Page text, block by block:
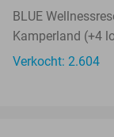
BLUE
Kamperland (+4
Verkocht: 2.604